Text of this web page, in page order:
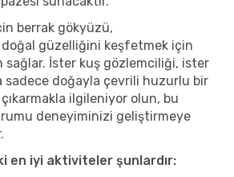
berrak gökyüzü,
güzelliğini keşfetmek için
sağlar. İster kuş gözlemciliği, ister
sadece doğayla çevrili huzurlu bir
ilgileniyor olun, bu
deneyiminizi geliştirmeye
en iyi aktiviteler şunlardır: